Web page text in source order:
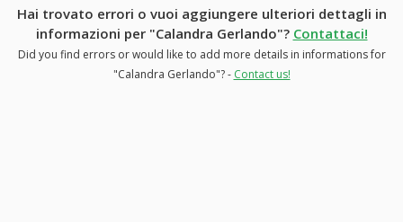
Hai trovato errori o vuoi aggiungere ulteriori dettagli in
informazioni per "Calandra Gerlando"? Contattaci!
Did you find errors or would like to add more details in informations for
"Calandra Gerlando"? - Contact us!